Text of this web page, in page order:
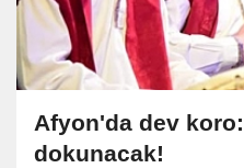
Afyon'da dev
dokunacak!